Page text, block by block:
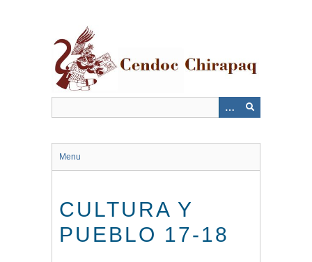
Menu
CULTURA Y
PUEBLO 17-18